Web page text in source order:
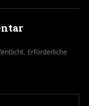
Erforderliche